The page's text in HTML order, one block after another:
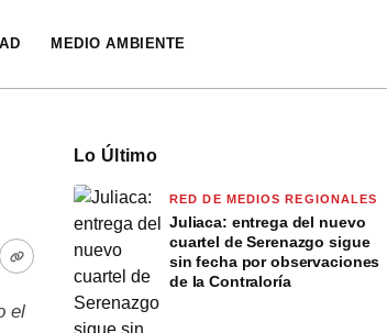
MEDIO AMBIENTE
el
Lo Último
RED DE MEDIOS REGIONALES
Juliaca: entrega del nuevo
cuartel de Serenazgo sigue
sin fecha por observaciones
de la Contraloría